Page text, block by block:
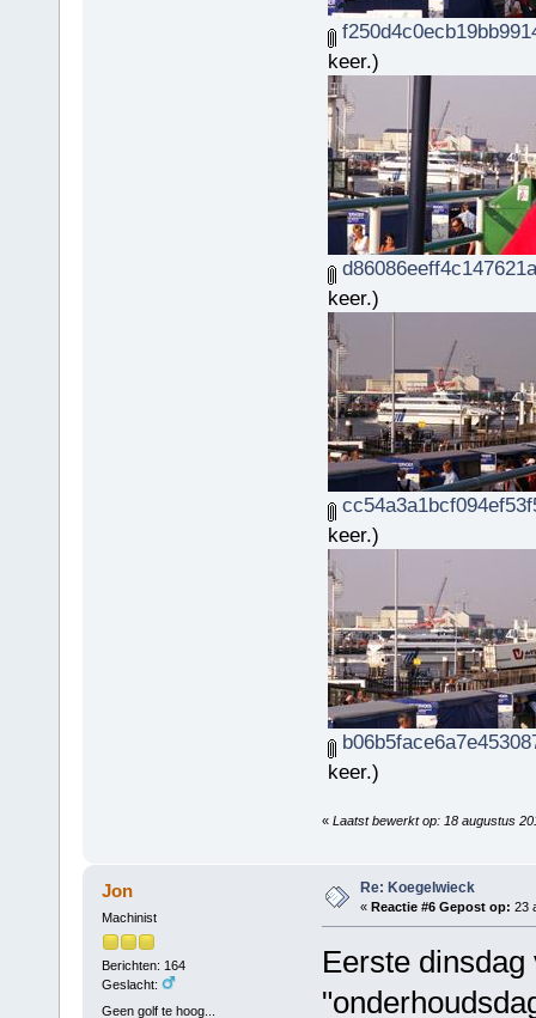
keer.)
keer.)
keer.)
keer.)
« Laatst bewerkt op: 18 augustus
Jon
Machinist
Berichten: 164
Geslacht:
Geen golf te hoog...
Re: Koegelwieck
« Reactie #6 Gepost op: 23
Eerste